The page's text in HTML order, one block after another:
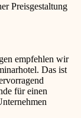
Preisgestaltung
empfehlen wir
Das ist
für einen